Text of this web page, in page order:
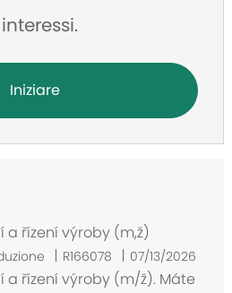
Iniziare
a řízení výroby (m,ž)
R166078 07/13/2026
a řízení výroby (m/ž). Máte